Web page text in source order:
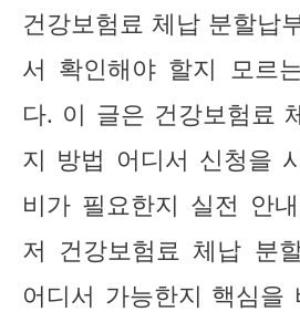
건강보험료 체납 분할납
서 확인해야 할지 모르
다. 이 글은 건강보험료
지 방법 어디서 신청을
비가 필요한지 실전 안
저 건강보험료 체납 분
어디서 가능한지 핵심을